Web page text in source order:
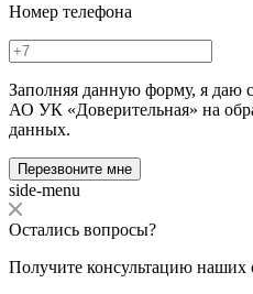
Номер телефона
Заполняя данную форму, я даю
АО УК «Доверительная» на
данных.
Перезвоните мне
side-menu
Остались вопросы?
Получите консультацию наших